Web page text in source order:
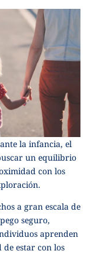
la infancia, el
un equilibrio
con los
a gran escala de
seguro,
aprenden
estar con los